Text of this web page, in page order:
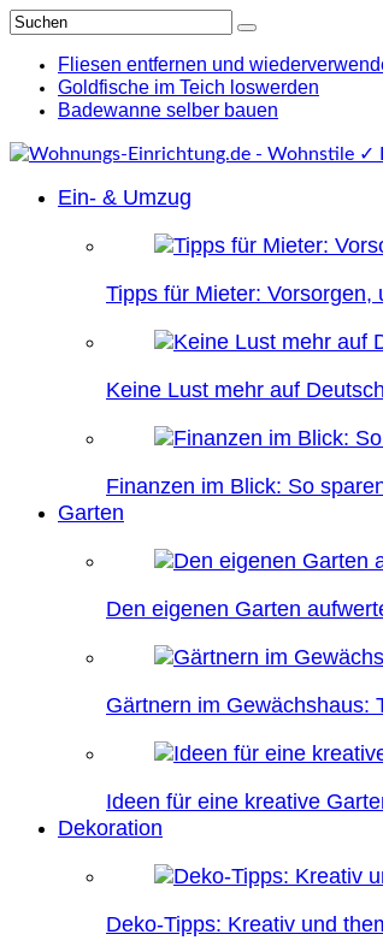
Fliesen entfernen und
Goldfische im Teich loswerden
Badewanne selber bauen
Ein- & Umzug
Tipps für Mieter: Vorsorgen,
Keine Lust mehr auf
Finanzen im Blick: So
Garten
Den eigenen Garten
Gärtnern im Gewächshaus:
Ideen für eine kreative
Dekoration
Deko-Tipps: Kreativ und